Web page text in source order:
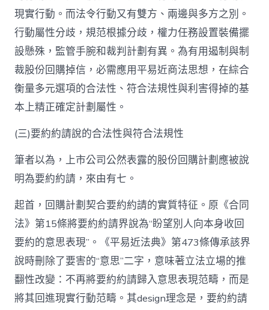
現實行動。而法令行動又有雙方、兩邊與多方之別。
行動屬性分歧，規范根據分歧，權力任務設置裝備擺
設懸殊，監管手腕和裁判計劃有異。為有用遏制與制
裁股份回購掉信，必需應用平易近商法思想，在綜合
衡量多元選項的合法性、符合法規性與利害得掉的基
本上精正確定計劃屬性。
(三)要約約請說的合法性與符合法規性
筆者以為，上市公司公然表露的股份回購計劃應被說
明為要約約請，來由有七。
起首，回購計劃契合要約約請的實質特征。原《合同
法》第15條將要約約請界說為“盼望別人向本身收回
要約的意思表現”。《平易近法典》第473條傳承該界
說時刪除了要害的“意思”二字，意味著立法立場的推
翻性改變：不再將要約約請歸入意思表現范疇，而是
將其回進現實行動范疇。其design理念是，要約約請